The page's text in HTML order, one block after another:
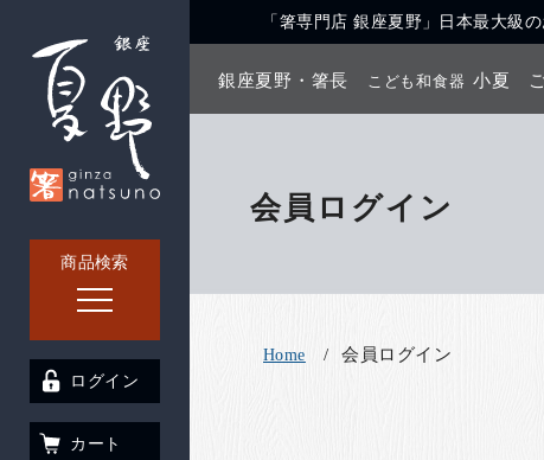
商品検索
「箸専門店 銀座夏野」日本最大級
銀座夏野・箸長 こども和食器 小夏
ログイン
カート
会員ログイン
Home 会員ログイン